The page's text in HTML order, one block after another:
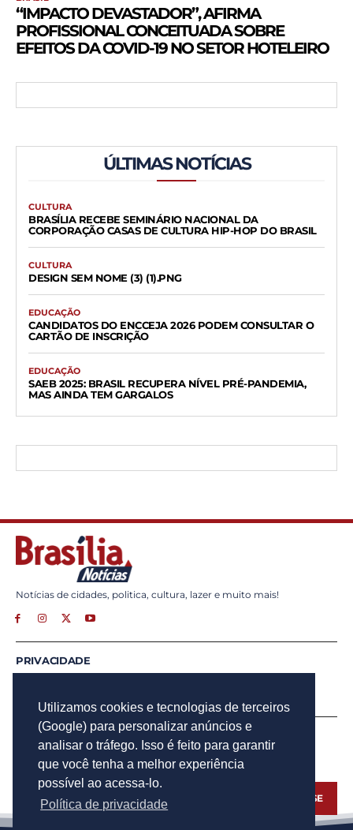
Utilizamos cookies e tecnologias de terceiros
(Google) para personalizar anúncios e
analisar o tráfego. Isso é feito para garantir
que você tenha a melhor experiência
possível ao acessa-lo.
Política de privacidade
“IMPACTO DEVASTADOR”, AFIRMA
PROFISSIONAL CONCEITUADA SOBRE
EFEITOS DA COVID-19 NO SETOR HOTELEIRO
ÚLTIMAS NOTÍCIAS
CULTURA
BRASÍLIA RECEBE SEMINÁRIO NACIONAL DA
CORPORAÇÃO CASAS DE CULTURA HIP-HOP DO BRASIL
CULTURA
DESIGN SEM NOME (3) (1).PNG
EDUCAÇÃO
CANDIDATOS DO ENCCEJA 2026 PODEM CONSULTAR O
CARTÃO DE INSCRIÇÃO
EDUCAÇÃO
SAEB 2025: BRASIL RECUPERA NÍVEL PRÉ-PANDEMIA,
MAS AINDA TEM GARGALOS
Notícias de cidades, politica, cultura, lazer e muito mais!
PRIVACIDADE
INSCREVA - SE
Para obter atualizações por e-mail do Brasília Notícias.
INSCREVA - SE